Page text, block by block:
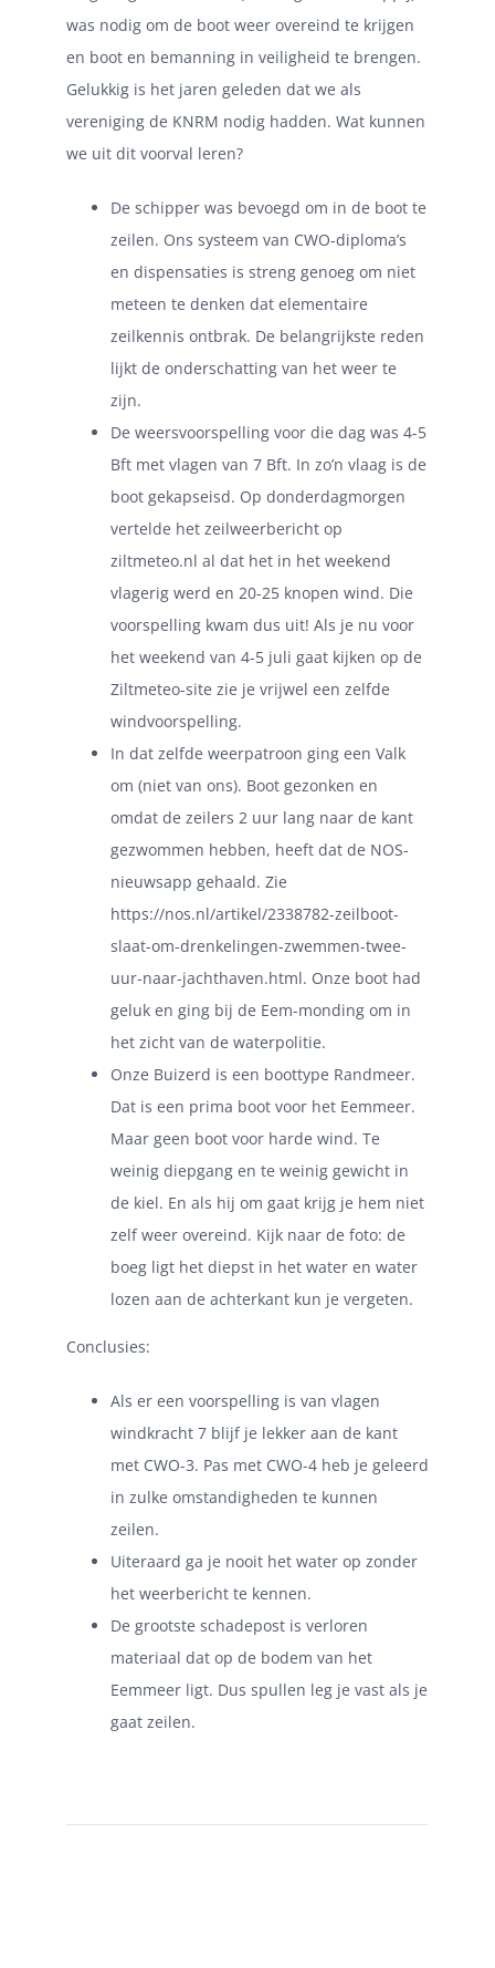
was nodig om de boot weer overeind te krijgen
en boot en bemanning in veiligheid te brengen.
Gelukkig is het jaren geleden dat we als
vereniging de KNRM nodig hadden. Wat kunnen
we uit dit voorval leren?
De schipper was bevoegd om in de boot te
zeilen. Ons systeem van CWO-diploma’s
en dispensaties is streng genoeg om niet
meteen te denken dat elementaire
zeilkennis ontbrak. De belangrijkste reden
lijkt de onderschatting van het weer te
zijn.
De weersvoorspelling voor die dag was 4-5
Bft met vlagen van 7 Bft. In zo’n vlaag is de
boot gekapseisd. Op donderdagmorgen
vertelde het zeilweerbericht op
ziltmeteo.nl al dat het in het weekend
vlagerig werd en 20-25 knopen wind. Die
voorspelling kwam dus uit! Als je nu voor
het weekend van 4-5 juli gaat kijken op de
Ziltmeteo-site zie je vrijwel een zelfde
windvoorspelling.
In dat zelfde weerpatroon ging een Valk
om (niet van ons). Boot gezonken en
omdat de zeilers 2 uur lang naar de kant
gezwommen hebben, heeft dat de NOS-
nieuwsapp gehaald. Zie
https://nos.nl/artikel/2338782-zeilboot-
slaat-om-drenkelingen-zwemmen-twee-
uur-naar-jachthaven.html. Onze boot had
geluk en ging bij de Eem-monding om in
het zicht van de waterpolitie.
Onze Buizerd is een boottype Randmeer.
Dat is een prima boot voor het Eemmeer.
Maar geen boot voor harde wind. Te
weinig diepgang en te weinig gewicht in
de kiel. En als hij om gaat krijg je hem niet
zelf weer overeind. Kijk naar de foto: de
boeg ligt het diepst in het water en water
lozen aan de achterkant kun je vergeten.
Conclusies:
Als er een voorspelling is van vlagen
windkracht 7 blijf je lekker aan de kant
met CWO-3. Pas met CWO-4 heb je geleerd
in zulke omstandigheden te kunnen
zeilen.
Uiteraard ga je nooit het water op zonder
het weerbericht te kennen.
De grootste schadepost is verloren
materiaal dat op de bodem van het
Eemmeer ligt. Dus spullen leg je vast als je
gaat zeilen.